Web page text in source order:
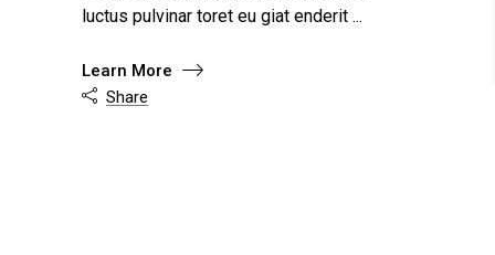
luctus pulvinar toret eu giat enderit
Learn More
 Share